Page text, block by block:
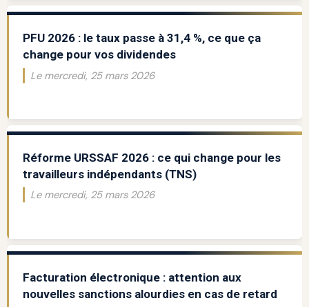
PFU 2026 : le taux passe à 31,4 %, ce que ça
change pour vos dividendes
Le mercredi, 25 mars 2026
Réforme URSSAF 2026 : ce qui change pour les
travailleurs indépendants (TNS)
Le mercredi, 25 mars 2026
Facturation électronique : attention aux
nouvelles sanctions alourdies en cas de retard